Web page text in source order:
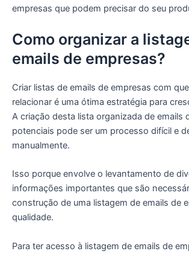
empresas que podem precisar do seu
Como organizar a
emails de empresas?
Criar listas de emails de empresas com
relacionar é uma ótima estratégia para
A criação desta lista organizada de emails
potenciais pode ser um processo difícil e
manualmente.
Isso porque envolve o levantamento de
informações importantes que são
construção de uma listagem de emails de
qualidade.
Para ter acesso à listagem de emails de